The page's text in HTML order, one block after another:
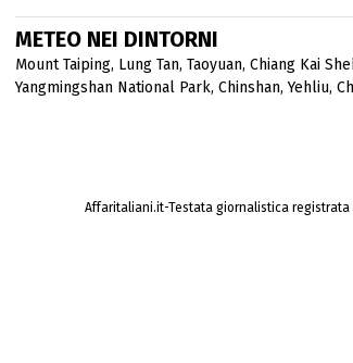
METEO NEI DINTORNI
Mount Taiping, Lung Tan, Taoyuan, Chiang Kai
Yangmingshan National Park, Chinshan,Yehliu,
Affaritaliani.it-Testata giornalistica registrata